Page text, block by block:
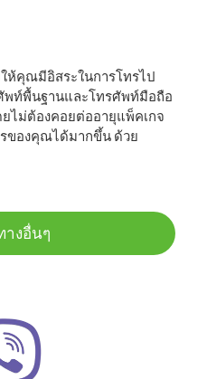
ห้คุณมีอิสระในการโทรไป
พท์พื้นฐานและโทรศัพท์มือถือ
ไม่ต้องคอยต่ออายุแพ็คเกจ
ของคุณได้มากขึ้น ด้วย
างอื่นๆ